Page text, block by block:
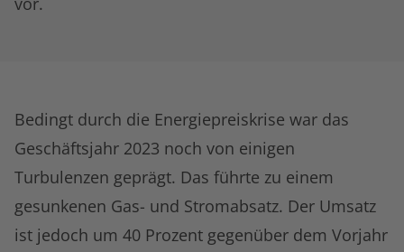
Bedingt durch die Energiepreiskrise war das
Geschäftsjahr 2023 noch von einigen
Turbulenzen geprägt. Das führte zu einem
gesunkenen Gas- und Stromabsatz. Der Umsatz
ist jedoch um 40 Prozent gegenüber dem Vorjahr